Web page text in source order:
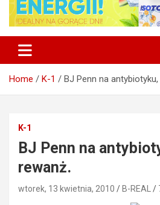
Home K-1 BJ Penn na
K-1
BJ Penn na
rewanż.
wtorek, 13 kwietnia, 2010 B-REAL